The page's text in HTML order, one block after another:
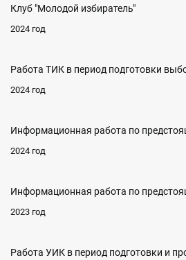
Клуб "Молодой избиратель"
2024 год
Работа ТИК в период подготовки
2024 год
Информационная работа по
2024 год
Информационная работа по
2023 год
Работа УИК в период подготовки и